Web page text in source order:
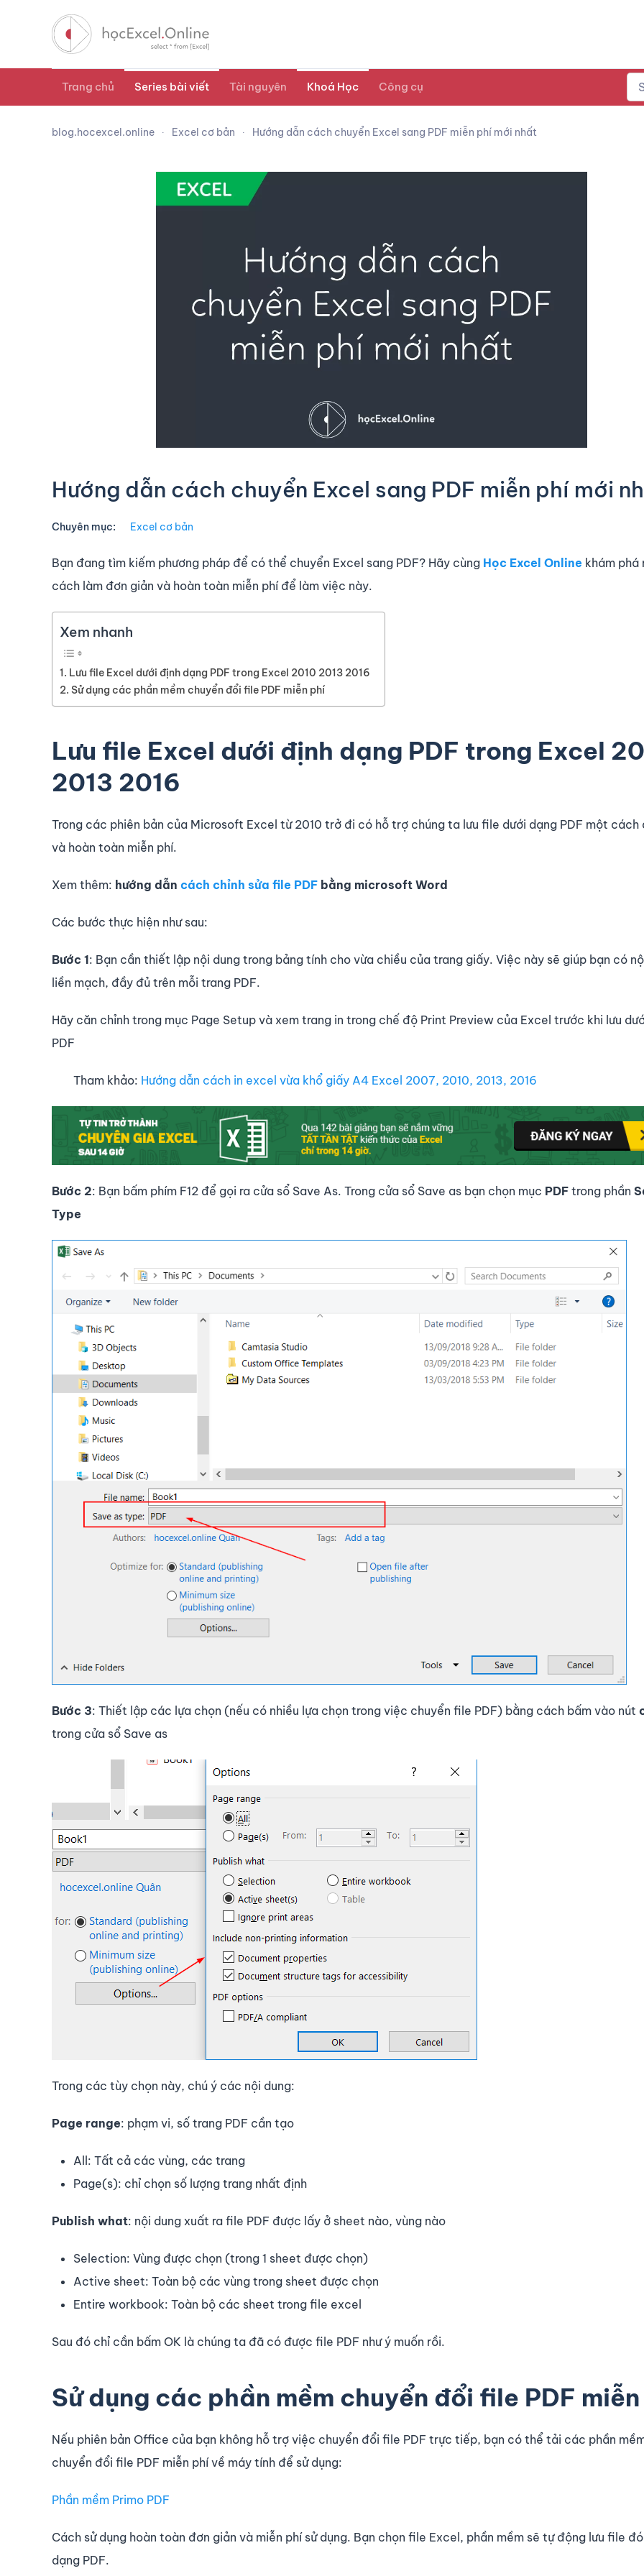
Trang chủ Series bài viết Tài nguyên Khoá Học Công cụ
blog.hocexcel.online Excel cơ bản Hướng dẫn cách chuyển Excel sang PDF miễn phí mới nhất
Hướng dẫn cách chuyển Excel sang PDF miễn phí mới
Chuyên mục: Excel cơ bản
Bạn đang tìm kiếm phương pháp để có thể chuyển Excel sang PDF? Hãy cùng Học Excel Online khám phá
cách làm đơn giản và hoàn toàn miễn phí để làm việc này.
Xem nhanh
Lưu file Excel dưới định dạng PDF trong Excel 2010 2013 2016
Sử dụng các phần mềm chuyển đổi file PDF miễn phí
Lưu file Excel dưới định dạng PDF trong Excel
2013 2016
Trong các phiên bản của Microsoft Excel từ 2010 trở đi có hỗ trợ chúng ta lưu file dưới dạng PDF một cách
và hoàn toàn miễn phí.
Xem thêm: hướng dẫn cách chỉnh sửa file PDF bằng microsoft Word
Các bước thực hiện như sau:
Bước 1: Bạn cần thiết lập nội dung trong bảng tính cho vừa chiều của trang giấy. Việc này sẽ giúp bạn có
liền mạch, đầy đủ trên mỗi trang PDF.
Hãy căn chỉnh trong mục Page Setup và xem trang in trong chế độ Print Preview của Excel trước khi lưu
PDF
Tham khảo: Hướng dẫn cách in excel vừa khổ giấy A4 Excel 2007, 2010, 2013, 2016
Bước 2: Bạn bấm phím F12 để gọi ra cửa sổ Save As. Trong cửa sổ Save as bạn chọn mục PDF trong phần
Type
Bước 3: Thiết lập các lựa chọn (nếu có nhiều lựa chọn trong việc chuyển file PDF) bằng cách bấm vào nút
trong cửa sổ Save as
Trong các tùy chọn này, chú ý các nội dung:
Page range: phạm vi, số trang PDF cần tạo
All: Tất cả các vùng, các trang
Page(s): chỉ chọn số lượng trang nhất định
Publish what: nội dung xuất ra file PDF được lấy ở sheet nào, vùng nào
Selection: Vùng được chọn (trong 1 sheet được chọn)
Active sheet: Toàn bộ các vùng trong sheet được chọn
Entire workbook: Toàn bộ các sheet trong file excel
Sau đó chỉ cần bấm OK là chúng ta đã có được file PDF như ý muốn rồi.
Sử dụng các phần mềm chuyển đổi file PDF
Nếu phiên bản Office của bạn không hỗ trợ việc chuyển đổi file PDF trực tiếp, bạn có thể tải các phần
chuyển đổi file PDF miễn phí về máy tính để sử dụng:
Phần mềm Primo PDF
Cách sử dụng hoàn toàn đơn giản và miễn phí sử dụng. Bạn chọn file Excel, phần mềm sẽ tự động lưu file
dạng PDF.